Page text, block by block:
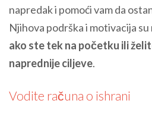
napredak i pomoći vam da
Njihova podrška i motivacija
ako ste tek na početku ili
naprednije ciljeve.
Vodite računa o ishrani